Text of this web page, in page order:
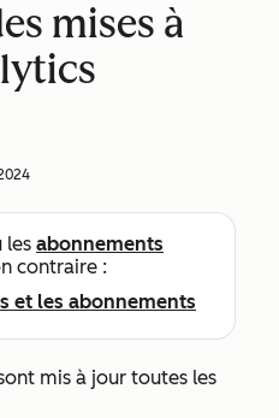
mises à
les abonnements
contraire :
et les abonnements
mis à jour toutes les